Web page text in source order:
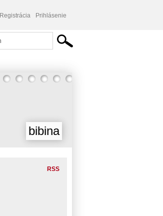
Registrácia Prihlásenie
bibina
RSS